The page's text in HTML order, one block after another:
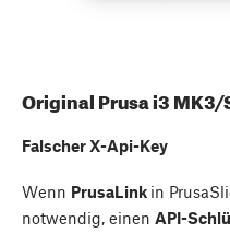
Original Prusa i3 MK3/
Falscher X-Api-Key
Wenn PrusaLink in
notwendig, einen API-